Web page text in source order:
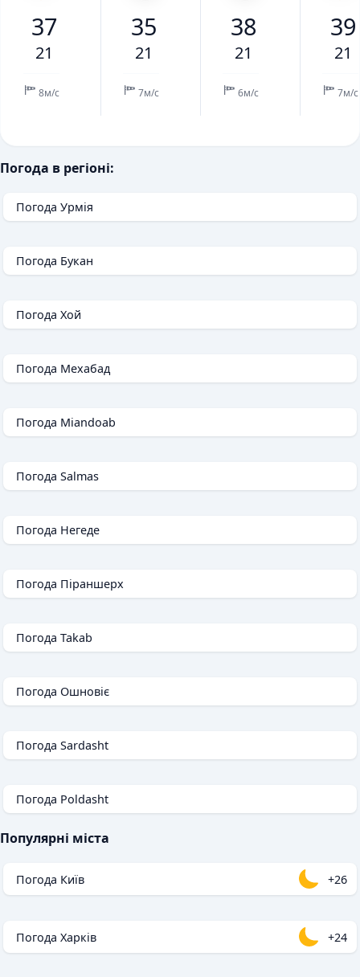
37
21
8м/с
35
21
7м/с
38
21
6м/с
39
21
7м/с
Погода в регіоні:
Погода Урмія
Погода Букан
Погода Хой
Погода Мехабад
Погода Miandoab
Погода Salmas
Погода Негеде
Погода Піраншерх
Погода Takab
Погода Ошновіє
Погода Sardasht
Погода Poldasht
Популярні міста
Погода Київ +26
Погода Харків +24